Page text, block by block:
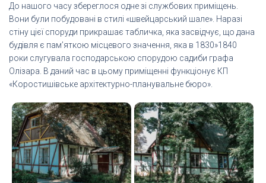
До нашого часу збереглося одне зі службових приміщень.
Вони були побудовані в стилі «швейцарський шале». Наразі
стіну цієї споруди прикрашає табличка, яка засвідчує, що дана
будівля є пам’яткою місцевого значення, яка в 1830»1840
роки слугувала господарською спорудою садиби графа
Олізара. В даний час в цьому приміщенні функціонує КП
«Коростишівське архітектурно-планувальне бюро».